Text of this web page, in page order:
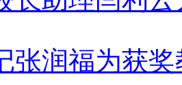
张润福为获